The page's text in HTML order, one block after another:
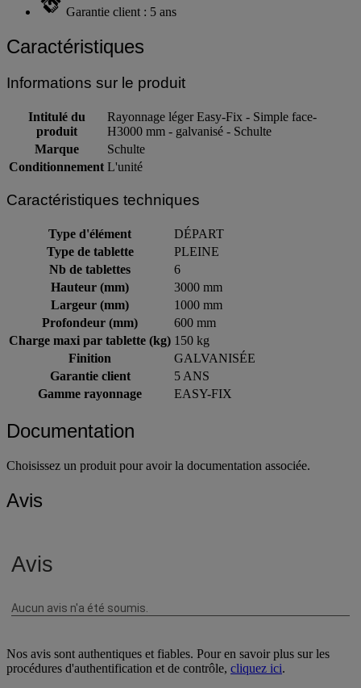
Garantie client : 5 ans
Caractéristiques
Informations sur le produit
Intitulé du
produit
Rayonnage léger Easy-Fix - Simple face-
H3000 mm - galvanisé - Schulte
Marque
Schulte
Conditionnement L'unité
Caractéristiques techniques
Type d'élément
DÉPART
Type de tablette
PLEINE
Nb de tablettes
6
Hauteur (mm)
3000 mm
Largeur (mm)
1000 mm
Profondeur (mm)
600 mm
Charge maxi par tablette (kg) 150 kg
Finition
GALVANISÉE
Garantie client
5 ANS
Gamme rayonnage
EASY-FIX
Documentation
Choisissez un produit pour avoir la documentation associée.
Avis
Nos avis sont authentiques et fiables. Pour en savoir plus sur les
procédures d'authentification et de contrôle, cliquez ici.